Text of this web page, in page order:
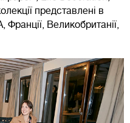
представлені в
Великобританії,